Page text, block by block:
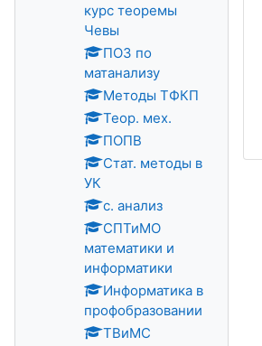
курс теоремы
Чевы
ПОЗ по
матанализу
Методы ТФКП
Теор. мех.
ПОПВ
Стат. методы в
УК
с. анализ
СПТиМО
математики и
информатики
Информатика в
профобразовании
ТВиМС